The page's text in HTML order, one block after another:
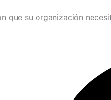
que su organización